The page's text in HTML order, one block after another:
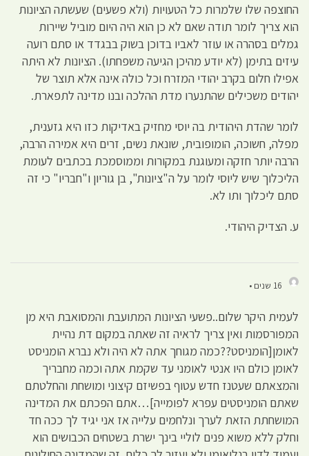
החוצפה שלו שלמרות כל הטעויות (ולא פשעים) שעשתה הציונות
הוא צריך לומר תודה שאם לא כן הוא היה היום מוביל שיירות
גמלים בסהרה או עוזר לאביו בדוכן בשוק בבגדד או סתם רועה
עיזים בתימן (לא יודע מהיכן הגיעה משפחתו). הציונות לא היתה
אפילו חלום בקרב יהודי המזרח וכל כולה אינה אלא תוצר של
יהודים משכילים שהתנערו מדת ההלכה ובנו מדינה לתפארת.
לומר שהדת היהודית בה יוסי מחזיק באדיקות כזו היא גזענית,
מפלה, חשוכה, הומופובית, שונאת נשים, זרים היא אמירה הרבה,
הרבה יותר חזקה ומעוגנת במקורות וממוסמכת בכתבים לעומת
הליכלוך שיש ליוסי לומר על ה"ציונות", בן גוריון ו"חבריו" כי זה
סתם ליכלוך ותו לא.
ע. הצדיק היהודי.
16 שנים •
לעמית היקר שלום..פשעי הציונות המתועבת והמסואבת היא מן
המפורסמות ואין צריך לראיה זה שאתה במקום דת נהיית
לאומן[הומניסט??כמה מגוחך אתה לא היה ולא נברא הומניסט
לאומן כולם היו אנטי לאומני עד שקמת אתה וכמה מחבריך
והמצאתם שעטנז חדש עטוף בפשיזם קיצוני ומושחת והחלטתם
שאתם הומניסטים עפרא לפומייה]…אתם הפכתם את המדינה
המושחתת הזאת לערך ונלחמים עלייה אז אני יגיד לך ככה חד
וחלק ללא משוא פנים לוליי בינך ישרת בשטחים הכבושים הוא